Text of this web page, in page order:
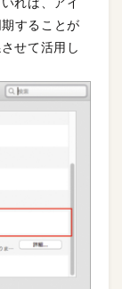
れば、アイ
することが
せて活用し